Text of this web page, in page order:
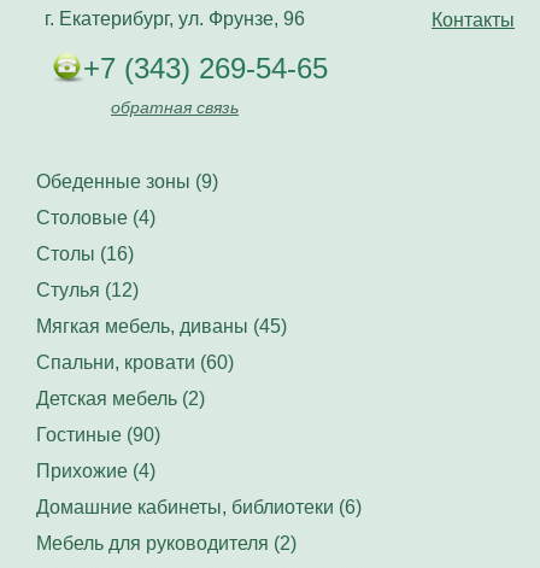
Контакты
г. Екатерибург, ул. Фрунзе, 96
+7 (343) 269-54-65
обратная связь
Обеденные зоны (9)
Столовые (4)
Столы (16)
Стулья (12)
Мягкая мебель, диваны (45)
Спальни, кровати (60)
Детская мебель (2)
Гостиные (90)
Прихожие (4)
Домашние кабинеты, библиотеки (6)
Мебель для руководителя (2)